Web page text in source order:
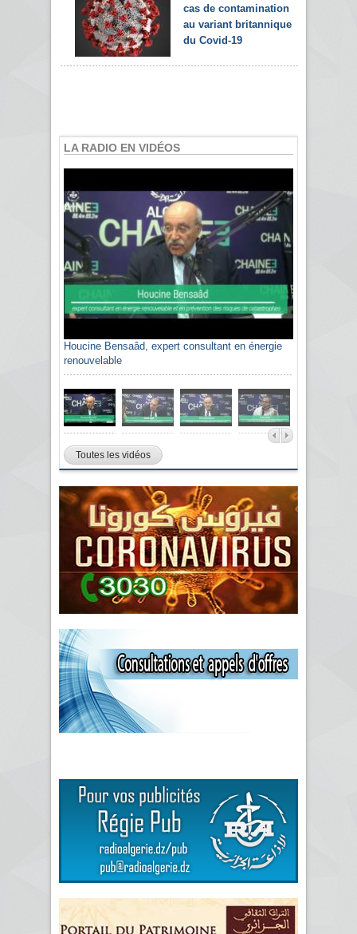
cas de contamination
au variant britannique
du Covid-19
LA RADIO EN VIDÉOS
Houcine Bensaâd, expert consultant en énergie
renouvelable
Toutes les vidéos